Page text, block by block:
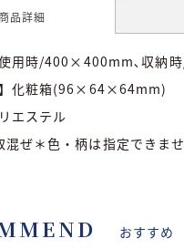
商品詳細
使用時/400×400mm､収納
】化粧箱(96×64×64mm)
エステル
混ぜ＊色・柄は指定できませ
おすすめ